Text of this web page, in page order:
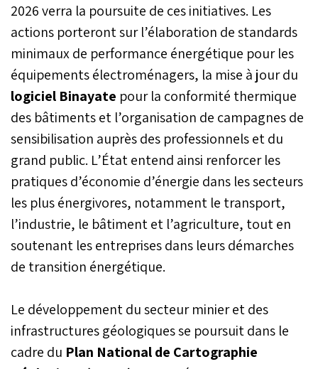
2026 verra la poursuite de ces initiatives. Les
actions porteront sur l’élaboration de standards
minimaux de performance énergétique pour les
équipements électroménagers, la mise à jour du
logiciel Binayate pour la conformité thermique
des bâtiments et l’organisation de campagnes de
sensibilisation auprès des professionnels et du
grand public. L’État entend ainsi renforcer les
pratiques d’économie d’énergie dans les secteurs
les plus énergivores, notamment le transport,
l’industrie, le bâtiment et l’agriculture, tout en
soutenant les entreprises dans leurs démarches
de transition énergétique.
Le développement du secteur minier et des
infrastructures géologiques se poursuit dans le
cadre du Plan National de Cartographie